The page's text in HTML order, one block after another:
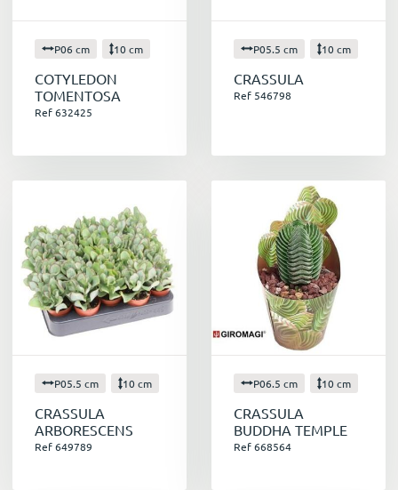
P06 cm 10 cm
COTYLEDON
TOMENTOSA
Ref 632425
P05.5 cm 10 cm
CRASSULA
Ref 546798
P05.5 cm 10 cm
CRASSULA
ARBORESCENS
Ref 649789
P06.5 cm 10 cm
CRASSULA
BUDDHA TEMPLE
Ref 668564